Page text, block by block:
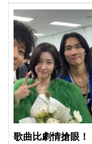
歌曲比劇情搶眼